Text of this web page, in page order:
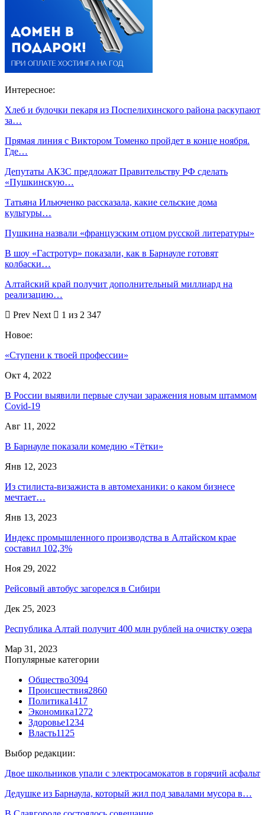
Интересное:
Хлеб и булочки пекаря из Поспелихинского района раскупают
за…
Прямая линия с Виктором Томенко пройдет в конце ноября.
Где…
Депутаты АКЗС предложат Правительству РФ сделать
«Пушкинскую…
Татьяна Ильюченко рассказала, какие сельские дома
культуры…
Пушкина назвали «французским отцом русской литературы»
В шоу «Гастротур» показали, как в Барнауле готовят
колбаски…
Алтайский край получит дополнительный миллиард на
реализацию…
Prev Next
1 из 2 347
Новое:
«Ступени к твоей профессии»
Окт 4, 2022
В России выявили первые случаи заражения новым штаммом
Covid-19
Авг 11, 2022
В Барнауле показали комедию «Тётки»
Янв 12, 2023
Из стилиста-визажиста в автомеханики: о каком бизнесе
мечтает…
Янв 13, 2023
Индекс промышленного производства в Алтайском крае
составил 102,3%
Ноя 29, 2022
Рейсовый автобус загорелся в Сибири
Дек 25, 2023
Республика Алтай получит 400 млн рублей на очистку озера
Мар 31, 2023
Популярные категории
Общество3094
Происшествия2860
Политика1417
Экономика1272
Здоровье1234
Власть1125
Выбор редакции:
Двое школьников упали с электросамокатов в горячий асфальт
Дедушке из Барнаула, который жил под завалами мусора в…